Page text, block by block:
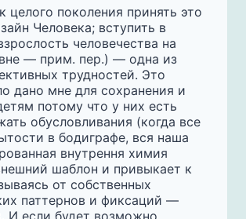
целого поколения принять это
Человека; вступить в
человечества на
— прим. пер.) — одна из
трудностей. Это
дано мне для сохранения и
потому что у них есть
обусловливания (когда все
в бодиграфе, вся наша
внутрення химия
шаблон и привыкает к
от собственных
паттернов и фиксаций —